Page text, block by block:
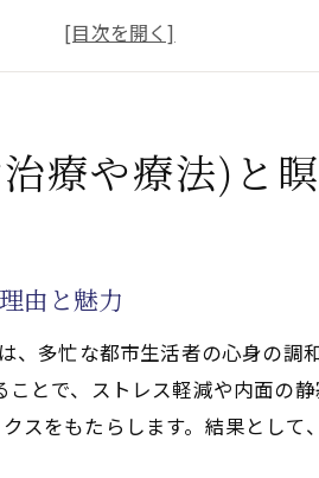
相乗効果を体験する方法
法)瞑想教室の特徴とは
リニー覚醒へ導く気功(天啓気
ぶ天啓気功治療や療法で活性化
治療や療法)教室の選び方
クンダリニー覚醒と気功(天啓
クラ活性に役立つ瞑想法とは
チャクラ活性に効果的な気功(
療や療法)と
由と魅力
多忙な都市生活者の心身の調
とで、ストレス軽減や内面の
スをもたらします。結果とし